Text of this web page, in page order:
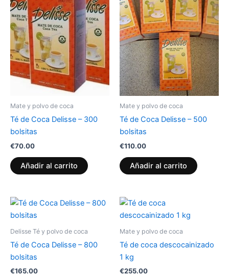
Mate y polvo de coca
Té de Coca Delisse – 300
bolsitas
€70.00
Añadir al carrito
Mate y polvo de coca
Té de Coca Delisse – 500
bolsitas
€110.00
Añadir al carrito
Delisse Té y polvo de coca
Té de Coca Delisse – 800
bolsitas
€165.00
Mate y polvo de coca
Té de coca descocainizado
1 kg
€255.00